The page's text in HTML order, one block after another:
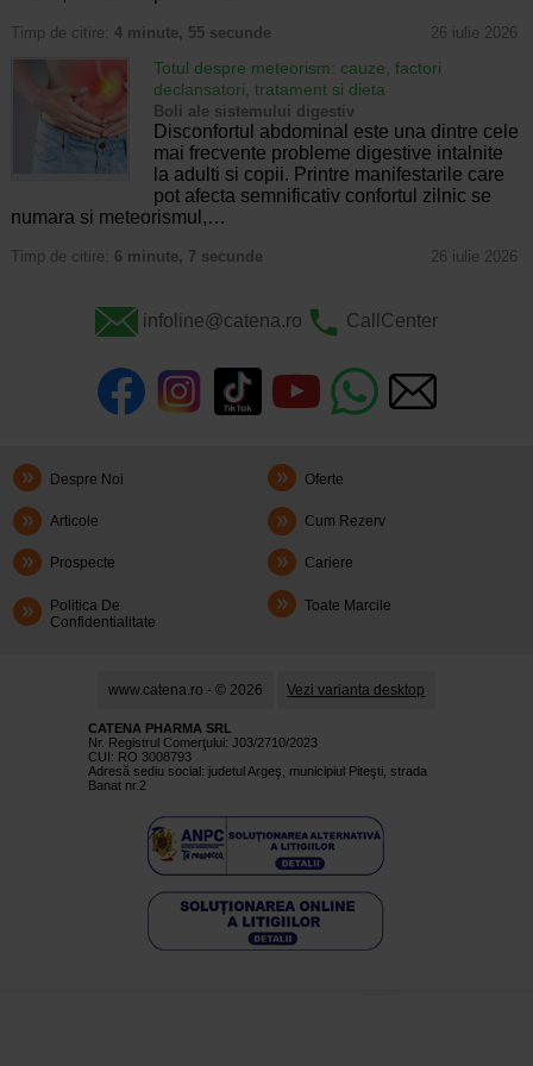
Timp de citire: 4 minute, 55 secunde 26 iulie 2026
Totul despre meteorism: cauze, factori
declansatori, tratament si dieta
Boli ale sistemului digestiv
Disconfortul abdominal este una dintre cele
mai frecvente probleme digestive intalnite
la adulti si copii. Printre manifestarile care
pot afecta semnificativ confortul zilnic se
numara si meteorismul,…
Timp de citire: 6 minute, 7 secunde 26 iulie 2026
infoline@catena.ro CallCenter
Despre Noi Oferte
Articole Cum Rezerv
Prospecte Cariere
Politica De
Confidentialitate
Toate Marcile
www.catena.ro - © 2026 Vezi varianta desktop
CATENA PHARMA SRL
Nr. Registrul Comerţului: J03/2710/2023
CUI: RO 3008793
Adresă sediu social: judetul Argeş, municipiul Piteşti, strada
Banat nr.2